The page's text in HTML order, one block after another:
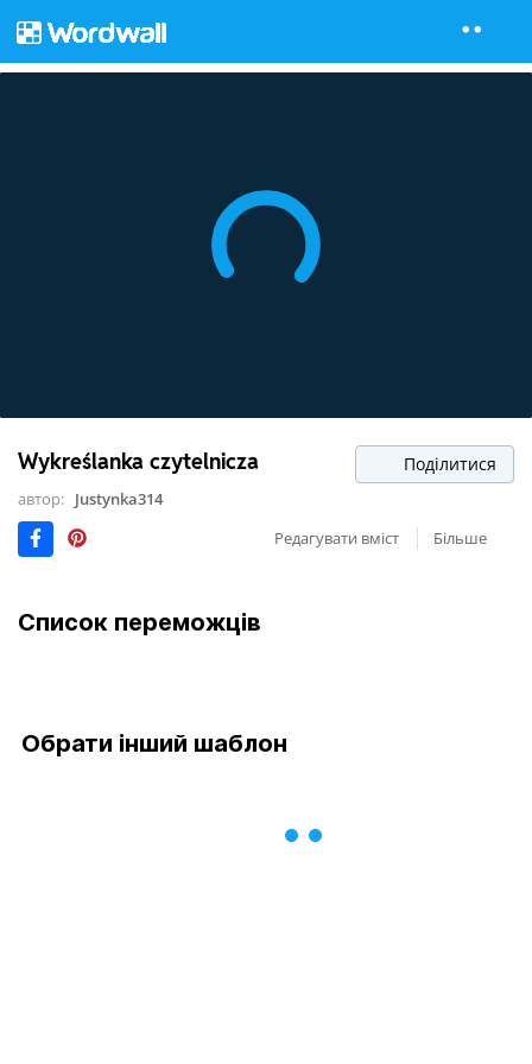
Wykreślanka czytelnicza Поділитися
автор: Justynka314
Редагувати вміст
Більше
Список переможців
Обрати інший шаблон